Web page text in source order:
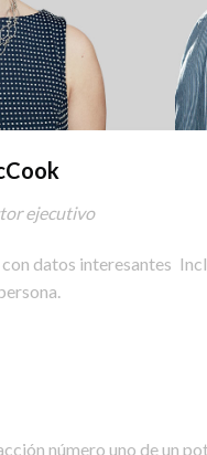
ejecutivo
datos interesantes
número uno de un